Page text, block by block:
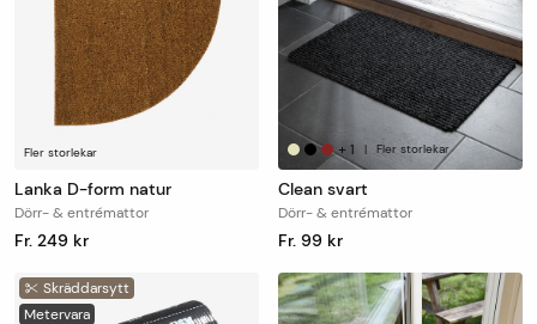
Fler storlekar
Lanka D-form natur
Dörr- & entrémattor
Fr. 249 kr
+ 1 | Fler storlekar
Clean svart
Dörr- & entrémattor
Fr. 99 kr
Skräddarsytt
Metervara